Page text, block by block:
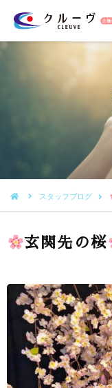
スタッフブログ
玄関先の桜